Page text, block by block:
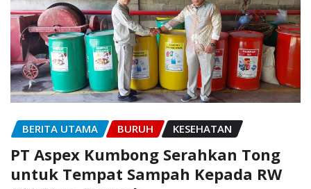
BERITA UTAMA BURUH KESEHATAN
PT Aspex Kumbong Serahkan Tong
untuk Tempat Sampah Kepada RW